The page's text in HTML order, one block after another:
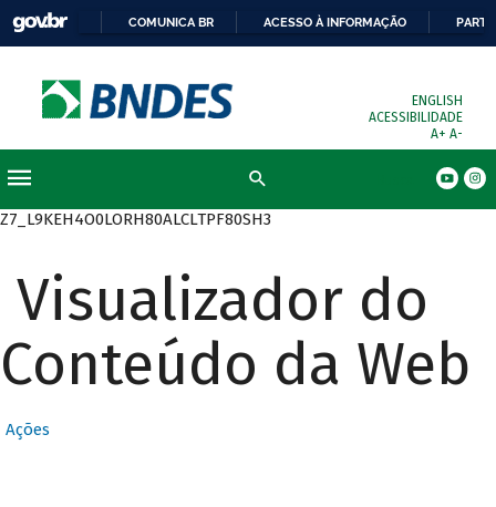
COMUNICA BR ACESSO À INFORMAÇÃO
ENGLISH
ACESSIBILIDADE
A+ A-
Z7_L9KEH4O0LORH80ALCLTPF80SH3
Visualizador do
Conteúdo da Web
Ações